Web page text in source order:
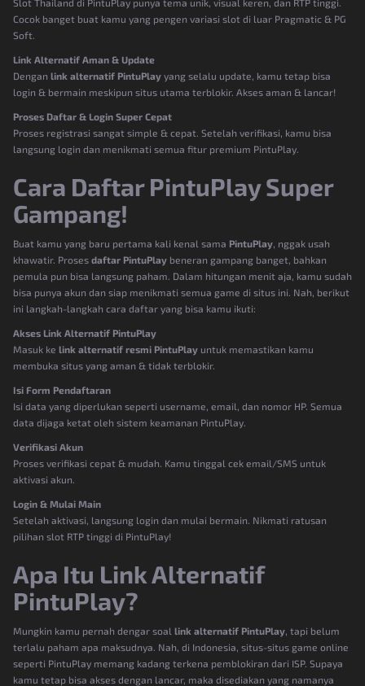
Cocok banget buat kamu yang pengen variasi slot di luar Pragmatic & PG
Soft.
Link Alternatif Aman & Update
Dengan link alternatif PintuPlay yang selalu update, kamu tetap bisa
login & bermain meskipun situs utama terblokir. Akses aman & lancar!
Proses Daftar & Login Super Cepat
Proses registrasi sangat simple & cepat. Setelah verifikasi, kamu bisa
langsung login dan menikmati semua fitur premium PintuPlay.
Cara Daftar PintuPlay Super
Gampang!
Buat kamu yang baru pertama kali kenal sama PintuPlay , nggak usah
khawatir. Proses daftar PintuPlay beneran gampang banget, bahkan
pemula pun bisa langsung paham. Dalam hitungan menit aja, kamu sudah
bisa punya akun dan siap menikmati semua game di situs ini. Nah, berikut
ini langkah-langkah cara daftar yang bisa kamu ikuti:
Akses Link Alternatif PintuPlay
Masuk ke link alternatif resmi PintuPlay untuk memastikan kamu
membuka situs yang aman & tidak terblokir.
Isi Form Pendaftaran
Isi data yang diperlukan seperti username, email, dan nomor HP. Semua
data dijaga ketat oleh sistem keamanan PintuPlay.
Verifikasi Akun
Proses verifikasi cepat & mudah. Kamu tinggal cek email/SMS untuk
aktivasi akun.
Login & Mulai Main
Setelah aktivasi, langsung login dan mulai bermain. Nikmati ratusan
pilihan slot RTP tinggi di PintuPlay!
Apa Itu Link Alternatif
PintuPlay?
Mungkin kamu pernah dengar soal link alternatif PintuPlay , tapi belum
terlalu paham apa maksudnya. Nah, di Indonesia, situs-situs game online
seperti PintuPlay memang kadang terkena pemblokiran dari ISP. Supaya
kamu tetap bisa akses dengan lancar, maka disediakan yang namanya